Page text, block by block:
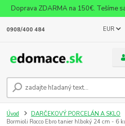
Doprava ZDARMA na 150€. Tešíme
EUR
0908/400 484
Úvod DARČEKOVÝ PORCELÁN A SKLO
Bormioli Rocco Ebro tanier hlboký 24 cm - 6